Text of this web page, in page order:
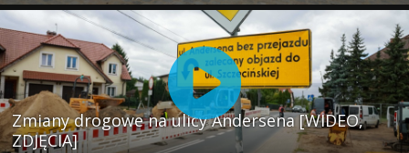
Zmiany drogowe na ulicy Andersena [WIDEO,
ZDJĘCIA]